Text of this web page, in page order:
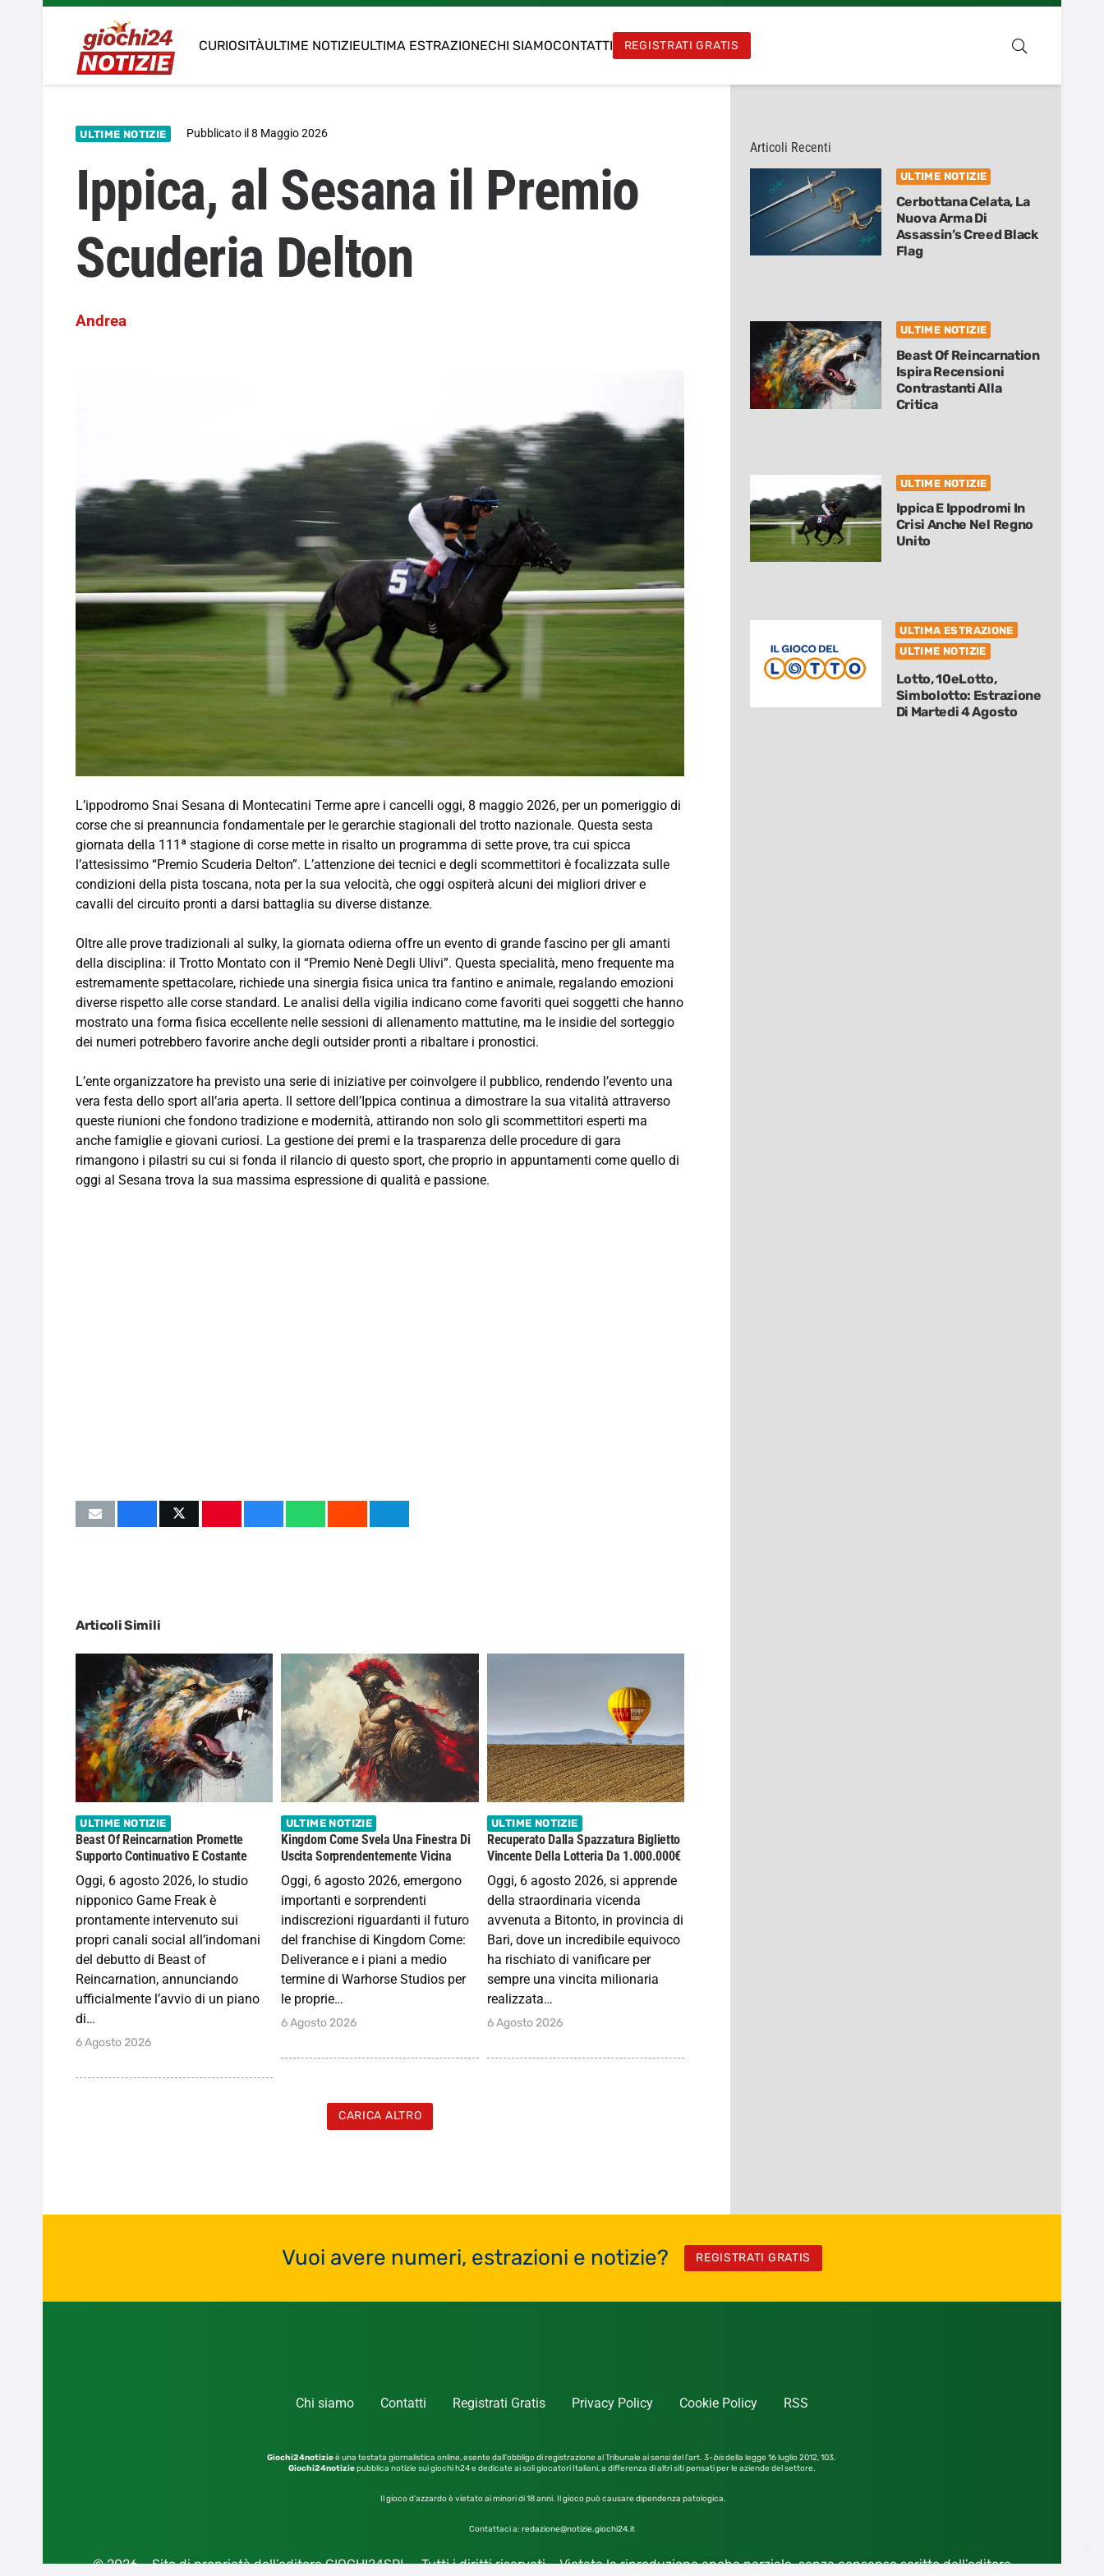
CURIOSITÀULTIME NOTIZIEULTIMA ESTRAZIONECHI SIAMOCONTATTI REGISTRATI GRATIS
ULTIME NOTIZIE Pubblicato il8 Maggio 2026
Ippica, al Sesana il Premio
Scuderia Delton
Andrea
L’ippodromo Snai Sesana di Montecatini Terme apre i cancelli oggi, 8 maggio 2026, per un pomeriggio di
corse che si preannuncia fondamentale per le gerarchie stagionali del trotto nazionale. Questa sesta
giornata della 111ª stagione di corse mette in risalto un programma di sette prove, tra cui spicca
l’attesissimo “Premio Scuderia Delton”. L’attenzione dei tecnici e degli scommettitori è focalizzata sulle
condizioni della pista toscana, nota per la sua velocità, che oggi ospiterà alcuni dei migliori driver e
cavalli del circuito pronti a darsi battaglia su diverse distanze.
Oltre alle prove tradizionali al sulky, la giornata odierna offre un evento di grande fascino per gli amanti
della disciplina: il Trotto Montato con il “Premio Nenè Degli Ulivi”. Questa specialità, meno frequente ma
estremamente spettacolare, richiede una sinergia fisica unica tra fantino e animale, regalando emozioni
diverse rispetto alle corse standard. Le analisi della vigilia indicano come favoriti quei soggetti che hanno
mostrato una forma fisica eccellente nelle sessioni di allenamento mattutine, ma le insidie del sorteggio
dei numeri potrebbero favorire anche degli outsider pronti a ribaltare i pronostici.
L’ente organizzatore ha previsto una serie di iniziative per coinvolgere il pubblico, rendendo l’evento una
vera festa dello sport all’aria aperta. Il settore dell’Ippica continua a dimostrare la sua vitalità attraverso
queste riunioni che fondono tradizione e modernità, attirando non solo gli scommettitori esperti ma
anche famiglie e giovani curiosi. La gestione dei premi e la trasparenza delle procedure di gara
rimangono i pilastri su cui si fonda il rilancio di questo sport, che proprio in appuntamenti come quello di
oggi al Sesana trova la sua massima espressione di qualità e passione.
Articoli Simili
ULTIME NOTIZIE
Beast Of Reincarnation Promette
Supporto Continuativo E Costante
Oggi, 6 agosto 2026, lo studio
nipponico Game Freak è
prontamente intervenuto sui
propri canali social all’indomani
del debutto di Beast of
Reincarnation, annunciando
ufficialmente l’avvio di un piano
di…
6 Agosto 2026
ULTIME NOTIZIE
Kingdom Come Svela Una Finestra Di
Uscita Sorprendentemente Vicina
Oggi, 6 agosto 2026, emergono
importanti e sorprendenti
indiscrezioni riguardanti il futuro
del franchise di Kingdom Come:
Deliverance e i piani a medio
termine di Warhorse Studios per
le proprie…
6 Agosto 2026
ULTIME NOTIZIE
Recuperato Dalla Spazzatura Biglietto
Vincente Della Lotteria Da 1.000.000€
Oggi, 6 agosto 2026, si apprende
della straordinaria vicenda
avvenuta a Bitonto, in provincia di
Bari, dove un incredibile equivoco
ha rischiato di vanificare per
sempre una vincita milionaria
realizzata…
6 Agosto 2026
CARICA ALTRO
Articoli Recenti
ULTIME NOTIZIE
Cerbottana Celata, La
Nuova Arma Di
Assassin’s Creed Black
Flag
ULTIME NOTIZIE
Beast Of Reincarnation
Ispira Recensioni
Contrastanti Alla
Critica
ULTIME NOTIZIE
Ippica E Ippodromi In
Crisi Anche Nel Regno
Unito
ULTIMA ESTRAZIONE
ULTIME NOTIZIE
Lotto, 10eLotto,
Simbolotto: Estrazione
Di Martedi 4 Agosto
Vuoi avere numeri, estrazioni e notizie? REGISTRATI GRATIS
Chi siamo Contatti Registrati Gratis Privacy Policy Cookie Policy RSS
Giochi24notizieè una testata giornalistica online, esente dall’obbligo di registrazione al Tribunale ai sensi del l’art. 3-bisdella legge 16 luglio 2012,103.
Giochi24notiziepubblica notizie sui giochi h24 e dedicate ai soli giocatori Italiani, a differenza di altri siti pensati per le aziende del settore.
Il gioco d’azzardo è vietato ai minori di 18 anni. Il gioco può causare dipendenza patologica.
Contattaci a: redazione@notizie.giochi24.it
© 2026 – Sito di proprietà dell’editore GIOCHI24SRL – Tutti i diritti riservati – Vietata la riproduzione anche parziale, senza consenso scritto dell’editore